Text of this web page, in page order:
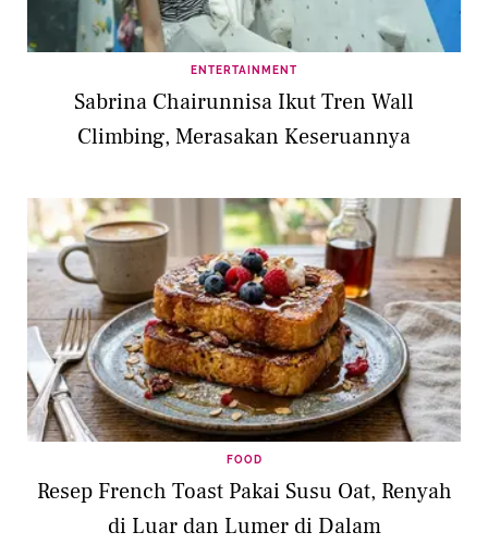
ENTERTAINMENT
Sabrina Chairunnisa Ikut Tren Wall
Climbing, Merasakan Keseruannya
FOOD
Resep French Toast Pakai Susu Oat, Renyah
di Luar dan Lumer di Dalam